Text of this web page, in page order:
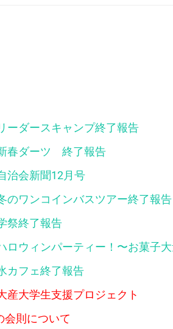
ダースキャンプ終了報告
春ダーツ 終了報告
会新聞12月号
ワンコインバスツアー終了報告
祭終了報告
ウィンパーティー！〜お菓子
フェ終了報告
大学生支援プロジェクト
会則について